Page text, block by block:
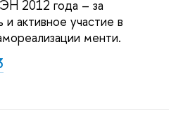
2012 года – за
активное участие в
менти.